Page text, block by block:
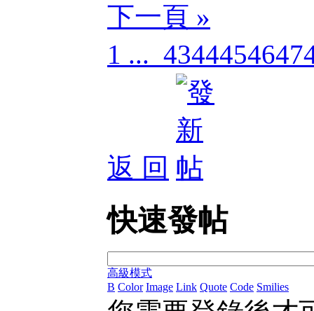
下一頁 »
1 ... 4344454647
返 回
快速發帖
高級模式
B Color Image Link Quote Code Smilies